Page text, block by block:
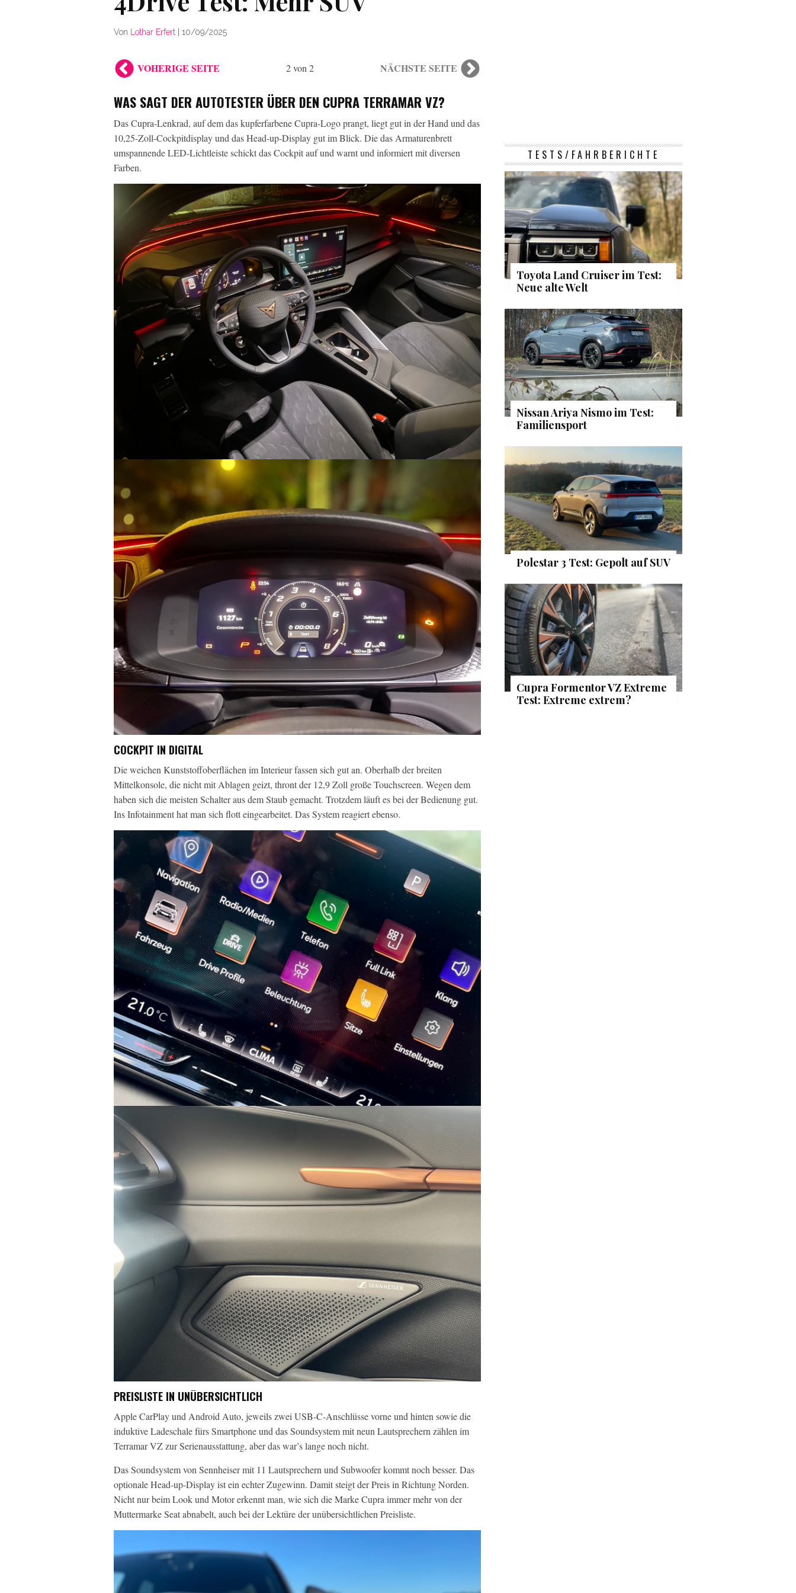
Von Lothar Erfert 10/09/2025
VOHERIGE SEITE 2 von 2 NÄCHSTE SEITE
WAS SAGT DER AUTOTESTER ÜBER DEN CUPRA TERRAMAR VZ?
Das Cupra-Lenkrad, auf dem das kupferfarbene Cupra-Logo prangt, liegt gut in der Hand und das
10,25-Zoll-Cockpitdisplay und das Head-up-Display gut im Blick. Die das Armaturenbrett
umspannende LED-Lichtleiste schickt das Cockpit auf und warnt und informiert mit diversen
Farben.
COCKPIT IN DIGITAL
Die weichen Kunststoffoberflächen im Interieur fassen sich gut an. Oberhalb der breiten
Mittelkonsole, die nicht mit Ablagen geizt, thront der 12,9 Zoll große Touchscreen. Wegen dem
haben sich die meisten Schalter aus dem Staub gemacht. Trotzdem läuft es bei der Bedienung gut.
Ins Infotainment hat man sich flott eingearbeitet. Das System reagiert ebenso.
PREISLISTE IN UNÜBERSICHTLICH
Apple CarPlay und Android Auto, jeweils zwei USB-C-Anschlüsse vorne und hinten sowie die
induktive Ladeschale fürs Smartphone und das Soundsystem mit neun Lautsprechern zählen im
Terramar VZ zur Serienausstattung, aber das war’s lange noch nicht.
Das Soundsystem von Sennheiser mit 11 Lautsprechern und Subwoofer kommt noch besser. Das
optionale Head-up-Display ist ein echter Zugewinn. Damit steigt der Preis in Richtung Norden.
Nicht nur beim Look und Motor erkennt man, wie sich die Marke Cupra immer mehr von der
Muttermarke Seat abnabelt, auch bei der Lektüre der unübersichtlichen Preisliste.
TESTS/FAHRBERICHTE
Toyota Land Cruiser im Test:
Neue alte Welt
Nissan Ariya Nismo im Test:
Familiensport
Polestar 3 Test: Gepolt auf SUV
Cupra Formentor VZ Extreme
Test: Extreme extrem?